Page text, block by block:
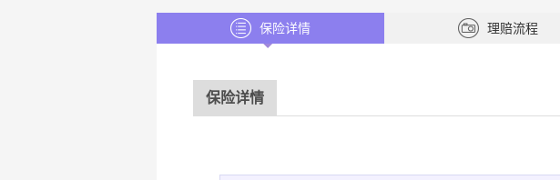
保险详情 理赔流程
保险详情